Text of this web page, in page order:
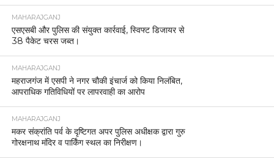
MAHARAJGANJ
एसएसबी और पुलिस की संयुक्त कार्रवाई, स्विफ्ट डिजायर से
38 पैकेट चरस जब्त।
MAHARAJGANJ
महराजगंज में एसपी ने नगर चौकी इंचार्ज को किया निलंबित,
आपराधिक गतिविधियों पर लापरवाही का आरोप
MAHARAJGANJ
मकर संक्रांति पर्व के दृष्टिगत अपर पुलिस अधीक्षक द्वारा गुरु
गोरक्षनाथ मंदिर व पार्किंग स्थल का निरीक्षण।